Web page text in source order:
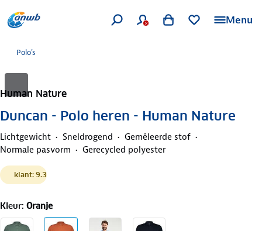
Menu
Polo's
Human Nature
Duncan - Polo heren - Human Nature
Lichtgewicht Sneldrogend
Gemêleerde stof
Normale pasvorm
Gerecycled polyester
klant: 9.3
Kleur: Oranje